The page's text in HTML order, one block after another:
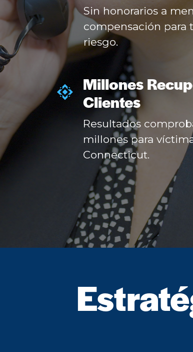
Sin honorarios a
compensación para
riesgo.
Millones
Clientes
Resultados
millones para
Connecticut.